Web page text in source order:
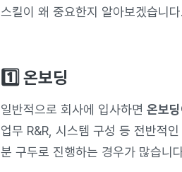
스킬이 왜 중요한지 알아보겠습니다.
1️⃣ 온보딩
일반적으로 회사에 입사하면 온보딩
업무 R&R, 시스템 구성 등 전반적
분 구두로 진행하는 경우가 많습니